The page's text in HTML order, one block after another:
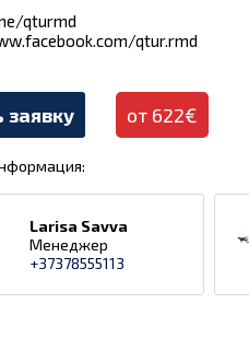
qturmd
qtur.rmd
заявку от 622€
Larisa Savva
Менеджер
+37378555113